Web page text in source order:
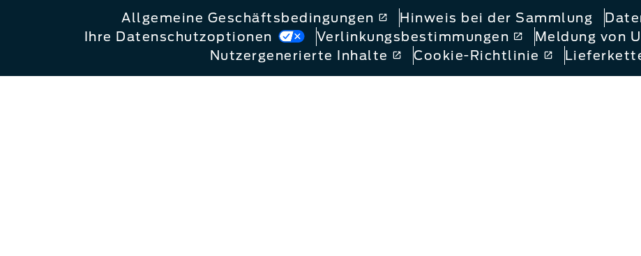
Allgemeine Geschäftsbedingungen
Hinweis bei der Sammlung
Ihre Datenschutzoptionen
Verlinkungsbestimmungen
Meldung von
Nutzergenerierte Inhalte
Cookie-Richtlinie